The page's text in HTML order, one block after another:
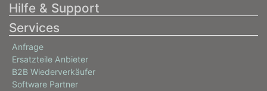
Hilfe & Support
Services
Anfrage
Ersatzteile Anbieter
B2B Wiederverkäufer
Software Partner